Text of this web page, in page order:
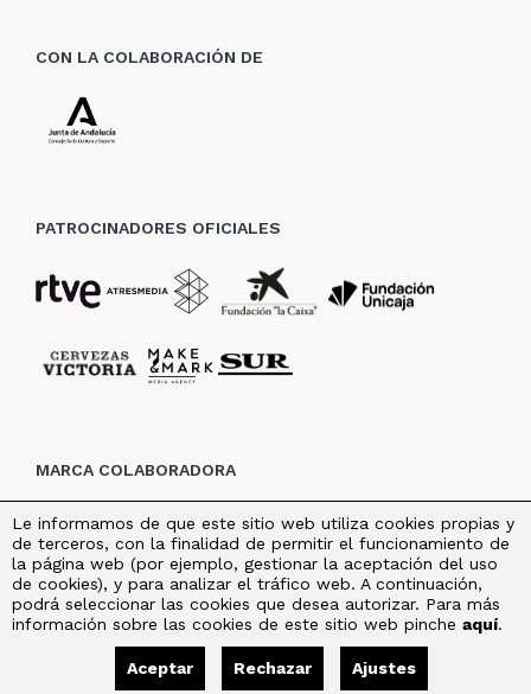
CON LA COLABORACIÓN DE
PATROCINADORES OFICIALES
MARCA COLABORADORA
Le informamos de que este sitio web utiliza cookies propias y
de terceros, con la finalidad de permitir el funcionamiento de
la página web (por ejemplo, gestionar la aceptación del uso
de cookies), y para analizar el tráfico web. A continuación,
podrá seleccionar las cookies que desea autorizar. Para más
información sobre las cookies de este sitio web pinche aquí.
Aceptar Rechazar Ajustes